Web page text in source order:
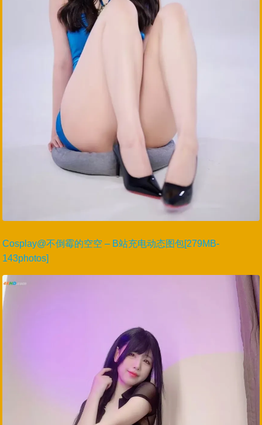
Cosplay@不倒霉的空空 – B站充电动态图包[279MB-
143photos]